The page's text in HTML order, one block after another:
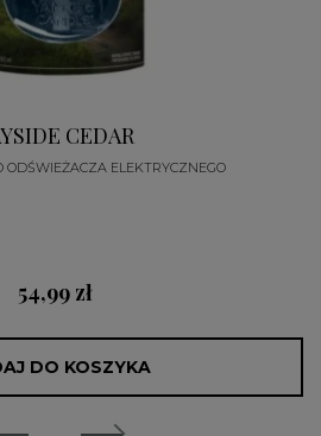
CEDAR
ODŚWIEŻACZA ELEKTRYCZNEGO
54,99 zł
DO KOSZYKA